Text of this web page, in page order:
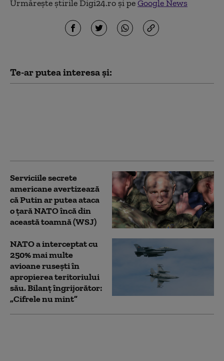
Urmărește știrile Digi24.ro și peGoogle News
Te-ar putea interesa și:
Serviciile secrete
americane avertizează
că Putin ar putea ataca
o țară NATO încă din
această toamnă (WSJ)
NATO a interceptat cu
250% mai multe
avioane rusești în
apropierea teritoriului
său. Bilanț îngrijorător:
„Cifrele nu mint”